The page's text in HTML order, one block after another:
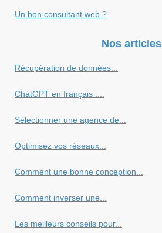
Un bon consultant web ?
Nos articles
Récupération de données...
ChatGPT en français :...
Sélectionner une agence de...
Optimisez vos réseaux...
Comment une bonne conception...
Comment inverser une...
Les meilleurs conseils pour...